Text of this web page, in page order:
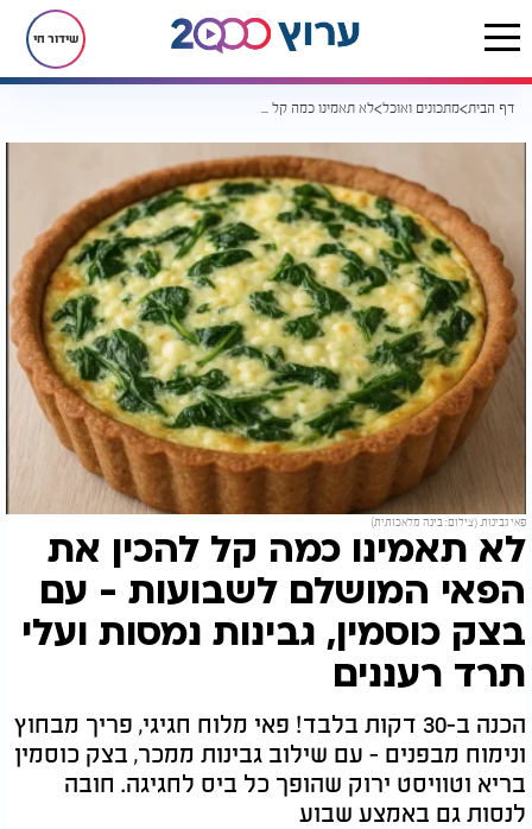
שידור חי
דף הבית מתכונים ואוכל לא תאמינו כמה קל להכין את הפאי המושלם לשבועות - עם בצק כוסמין, גבינות נמסות ועלי תרד רעננים
פאי גבינות. (צילום: בינה מלאכותית)
לא תאמינו כמה קל להכין את
הפאי המושלם לשבועות - עם
בצק כוסמין, גבינות נמסות ועלי
תרד רעננים
הכנה ב-30 דקות בלבד! פאי מלוח חגיגי, פריך מבחוץ
ונימוח מבפנים - עם שילוב גבינות ממכר, בצק כוסמין
בריא וטוויסט ירוק שהופך כל ביס לחגיגה. חובה
לנסות גם באמצע שבוע